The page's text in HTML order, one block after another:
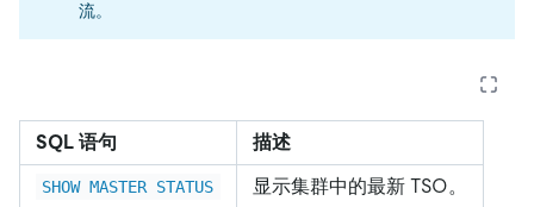
流。
SQL 语句 描述
SHOW MASTER STATUS 显示集群中的最新 TSO。